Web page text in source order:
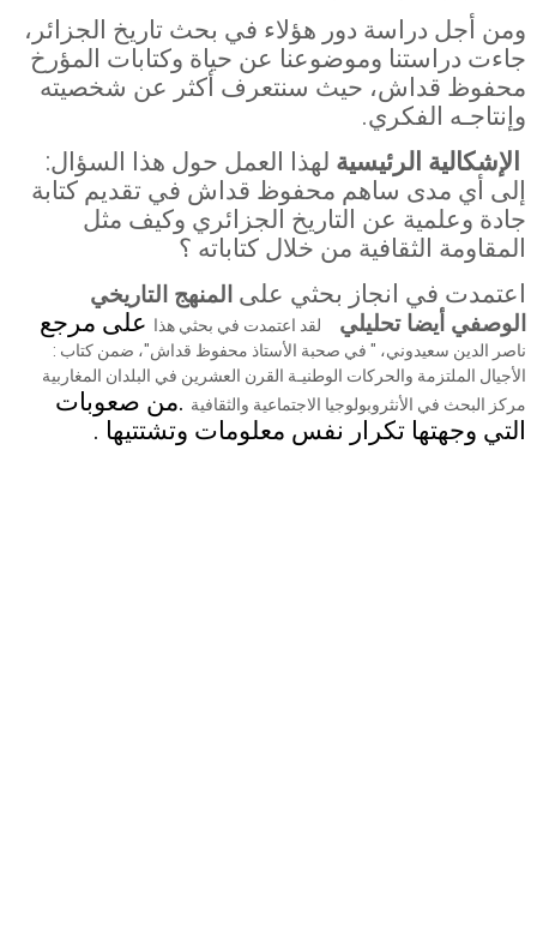
ومن أجل دراسة دور هؤلاء في بحث تاريخ الجزائر،
جاءت دراستنا وموضوعنا عن حياة وكتابات المؤرخ
محفوظ قداش، حيث سنتعرف أكثر عن شخصيته
وإنتاجـه الفكري.
الإشكالية الرئيسية لهذا العمل حول هذا السؤال:
إلى أي مدى ساهم محفوظ قداش في تقديم كتابة
جادة وعلمية عن التاريخ الجزائري وكيف مثل
المقاومة الثقافية من خلال كتاباته ؟
اعتمدت في انجاز بحثي على المنهج التاريخي
الوصفي أيضا تحليلي
لقد اعتمدت في بحثي هذا على مرجع
ناصر الدين سعيدوني، " في صحبة الأستاذ محفوظ قداش"، ضمن كتاب :
الأجيال الملتزمة والحركات الوطنيـة القرن العشرين في البلدان المغاربية
مركز البحث في الأنثروبولوجيا الاجتماعية والثقافية .من صعوبات
التي وجهتها تكرار نفس معلومات وتشتتيها .